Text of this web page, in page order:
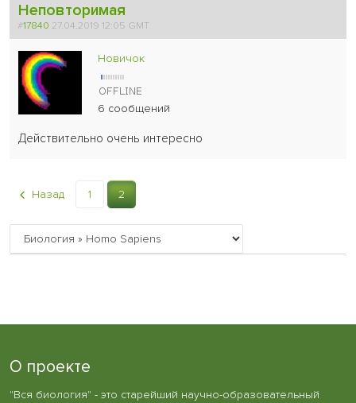
Неповторимая
#17840 27.04.2019 12:05 GMT
Новичок
6 сообщений
Действительно очень интересно
Назад 1 2
О проекте
"Вся биология" - это старейший научно-образовательный